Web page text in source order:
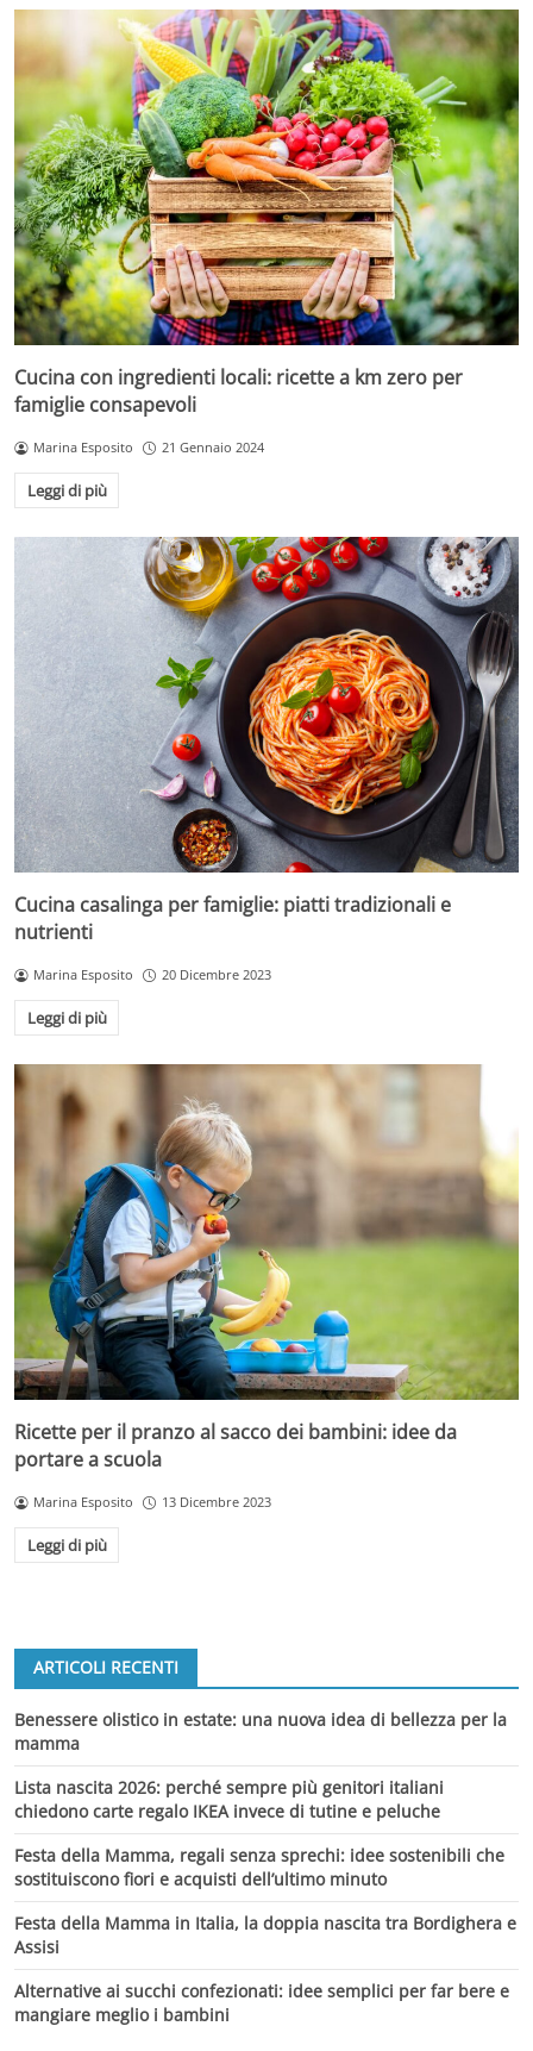
Cucina con ingredienti locali: ricette a km zero per
famiglie consapevoli
Marina Esposito 21 Gennaio 2024
Leggi di più
Cucina casalinga per famiglie: piatti tradizionali e
nutrienti
Marina Esposito 20 Dicembre 2023
Leggi di più
Ricette per il pranzo al sacco dei bambini: idee da
portare a scuola
Marina Esposito 13 Dicembre 2023
Leggi di più
ARTICOLI RECENTI
Benessere olistico in estate: una nuova idea di bellezza per la
mamma
Lista nascita 2026: perché sempre più genitori italiani
chiedono carte regalo IKEA invece di tutine e peluche
Festa della Mamma, regali senza sprechi: idee sostenibili che
sostituiscono fiori e acquisti dell’ultimo minuto
Festa della Mamma in Italia, la doppia nascita tra Bordighera e
Assisi
Alternative ai succhi confezionati: idee semplici per far bere e
mangiare meglio i bambini